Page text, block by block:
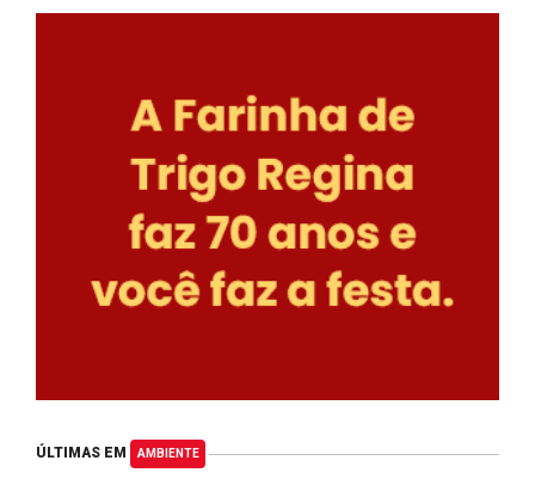
ÚLTIMAS EM AMBIENTE